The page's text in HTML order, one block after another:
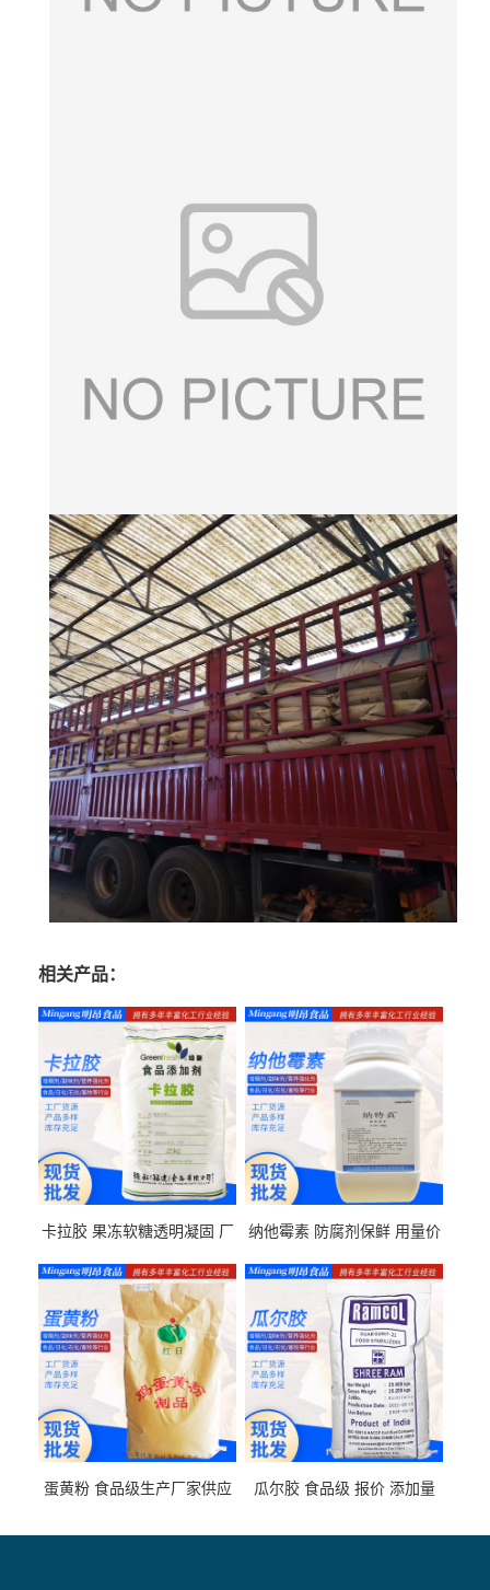
相关产品：
卡拉胶 果冻软糖透明凝固 厂
纳他霉素 防腐剂保鲜 用量价
蛋黄粉 食品级生产厂家供应 瓜尔胶 食品级 报价 添加量